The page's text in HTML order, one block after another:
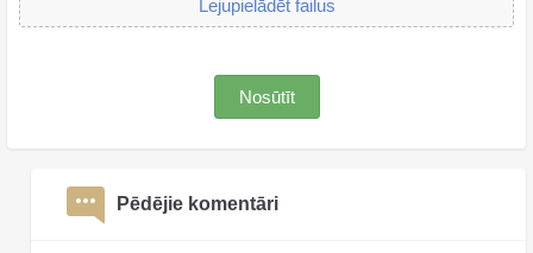
Lejupielādēt failus
Nosūtīt
Pēdējie komentāri